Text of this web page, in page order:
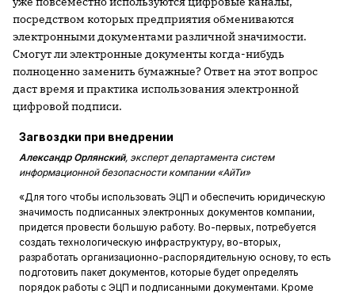
посредством которых предприятия обмениваются
электронными документами различной значимости.
Смогут ли электронные документы когда-нибудь
полноценно заменить бумажные? Ответ на этот вопрос
даст время и практика использования электронной
цифровой подписи.
Загвоздки при внедрении
Александр Орлянский, эксперт департамента систем
информационной безопасности компании «АйТи»
«Для того чтобы использовать ЭЦП и обеспечить юридическую
значимость подписанных электронных документов компании,
придется провести большую работу. Во-первых, потребуется
создать технологическую инфраструктуру, во-вторых,
разработать организационно-распорядительную основу, то есть
подготовить пакет документов, которые будет определять
порядок работы с ЭЦП и подписанными документами. Кроме